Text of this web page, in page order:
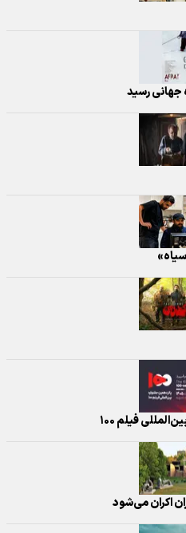
جهانی رسید
فیلم ۱۰۰